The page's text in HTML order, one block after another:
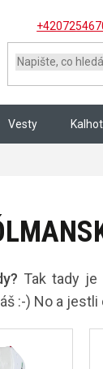
Vesty
Tak tady je
:-) No a